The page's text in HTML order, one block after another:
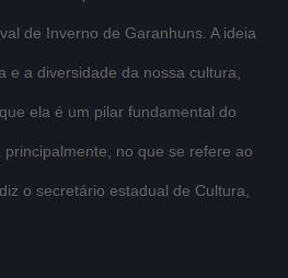
de Inverno de Garanhuns. A ideia
e a diversidade da nossa cultura,
ela é um pilar fundamental do
no que se refere ao
o secretário estadual de Cultura,